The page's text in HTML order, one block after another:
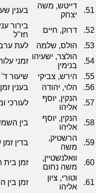
51.
דייטש, משה
יצחק
בענין
52. דרוק, חיים
בירור
חז"ל
53.
הולס, שלמה לעת
54.
הולצר, ישעיהו
בנימין
זמני
55.
הירש, צביקי שיעור
56.
הלוי, יהודה בענין
57.
הנקין, יוסף
אליהו
לעורכי
58.
הנקין, יוסף
אליהו
בין
59.
הרשטיק,
משה
בדין
60.
וואלנשטיין,
משה נחום
זמן
61.
וטורי, ציון
אליהו
זמן בין